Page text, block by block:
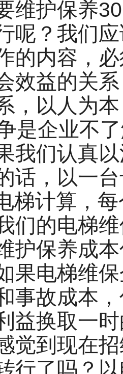
维护保养
呢？我们
的内容，
效益的关
，以人为
是企业不
我们认真
话，以一
梯计算，
们的电梯
护保养成
果电梯维
事故成本
益换取一
觉到现在
行了吗？